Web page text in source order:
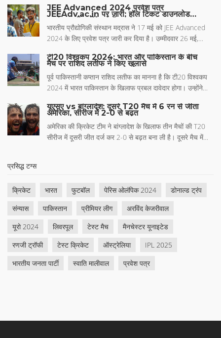
JEE Advanced 2024 प्रवेश पत्र
JEEAdv.ac.in पर जारी; हॉल टिकट डाउनलोड
करने का सीधा लिंक देखें
भारतीय प्रौद्योगिकी संस्थान मद्रास ने 17 मई को JEE Advanced
2024 के लिए प्रवेश पत्र जारी कर दिया है। उम्मीदवार 26 मई,
वेबसाइट jeeadv.ac.in से अपना प्रवेश पत्र डाउनलोड कर सकते
हैं।
टी20 विश्वकप 2024: भारत और पाकिस्तान के बीच
मैच पर राशिद लतीफ ने किए खुलासे
पूर्व पाकिस्तानी कप्तान राशिद लतीफ का मानना ​​है कि टी20 विश्वकप
2024 में भारत पाकिस्तान के खिलाफ प्रबल दावेदार होगा। उन्होंने
चिंता जताई।
यूएसए vs बांग्लादेश: दूसरे T20 मैच में 6 रन से जीता
अमेरिका, सीरीज में 2-0 से बढ़त
अमेरिका की क्रिकेट टीम ने बांग्लादेश के खिलाफ तीन मैचों की T20
सीरीज में दूसरी जीत दर्ज कर 2-0 से बढ़त बना ली है। दूसरे मैच में
प्रसिद्ध टग्स
क्रिकेट भारत फुटबॉल पेरिस ओलंपिक 2024
डोनाल्ड ट्रंप
संन्यास
पाकिस्तान प्रीमियर लीग
अरविंद केजरीवाल
यूरो 2024
लिवरपूल टेस्ट मैच
मैनचेस्टर यूनाइटेड
रणजी ट्रॉफी
टेस्ट क्रिकेट ऑस्ट्रेलिया
IPL 2025
भारतीय जनता पार्टी
स्वाति मालीवाल प्रवेश पत्र